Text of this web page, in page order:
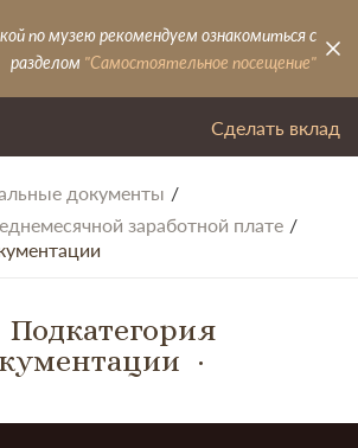
по музею рекомендуем ознакомиться с
разделом "Самостоятельное посещение"
Сделать вклад
документы
заработной плате
Подкатегория